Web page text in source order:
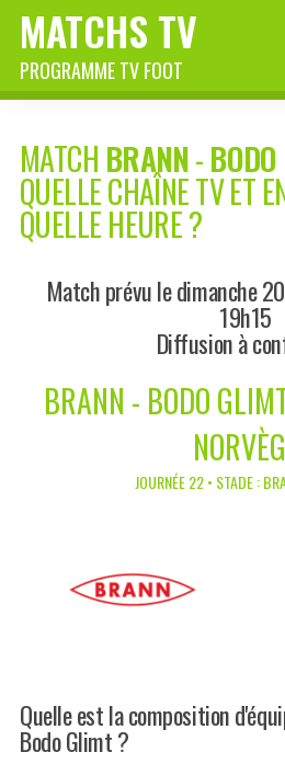
MATCHS TV
PROGRAMME TV FOOT
MATCH BRANN-
QUELLE CHAÎNE TV ET
QUELLE HEURE ?
Match prévu le dimanche
19h15
Diffusion à
BRANN - BODO
JOURNÉE 22 • STADE :
Quelle est la composition
Bodo Glimt ?